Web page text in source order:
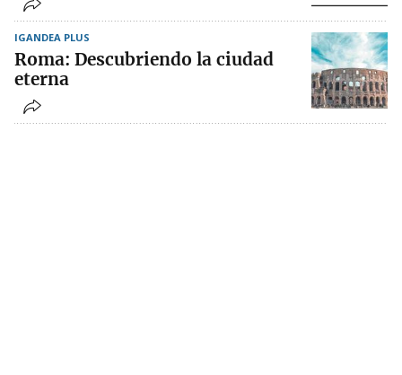
IGANDEA PLUS
Roma: Descubriendo la ciudad
eterna